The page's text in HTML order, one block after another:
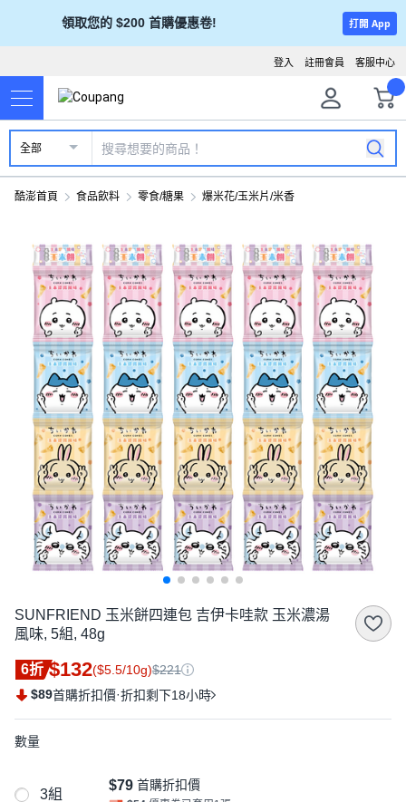
領取您的 $200 首購優惠卷! 打開 App
客服中心
註冊會員
登入
全部
酷澎首頁 食品飲料 零食/糖果 爆米花/玉米片/米香
SUNFRIEND 玉米餅四連包 吉伊卡哇款 玉米濃湯
風味, 5組, 48g
6折 $132($5.5/10g)$221
$89首購折扣價·折扣剩下18小時
數量
3組
$79 首購折扣價